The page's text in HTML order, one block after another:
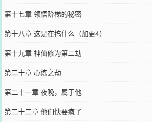
第十七章 领悟阶梯的秘密
第十八章 这是在搞什么（加更4）
第十九章 神仙修为第二劫
第二十章 心炼之劫
第二十一章 夜晚，属于他
第二十二章 他们快要疯了